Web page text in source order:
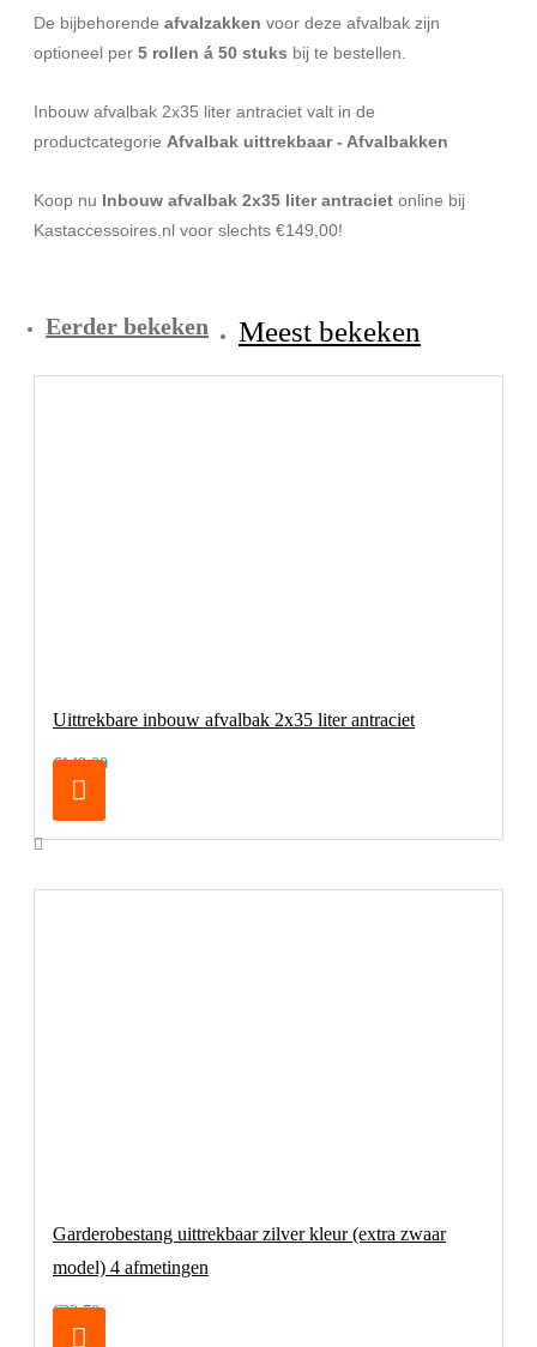
De bijbehorende afvalzakken voor deze afvalbak zijn
optioneel per 5 rollen á 50 stuks bij te bestellen.
Inbouw afvalbak 2x35 liter antraciet valt in de
productcategorie Afvalbak uittrekbaar - Afvalbakken
Koop nu Inbouw afvalbak 2x35 liter antraciet online bij
Kastaccessoires.nl voor slechts €149,00!
Eerder bekeken Meest bekeken
Uittrekbare inbouw afvalbak 2x35 liter antraciet
€149,00
Garderobestang uittrekbaar zilver kleur (extra zwaar
model) 4 afmetingen
€32,70